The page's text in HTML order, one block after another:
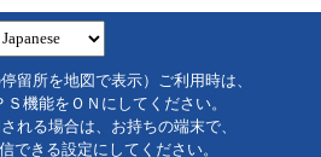
留所を地図で表示）ご利用時は、
機能をＯＮにしてください。
れる場合は、お持ちの端末で、
できる設定にしてください。